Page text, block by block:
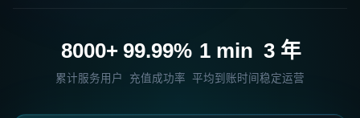
8000+
累计服务用户
99.99%
充值成功率
1 min
平均到账时间
3 年
稳定运营